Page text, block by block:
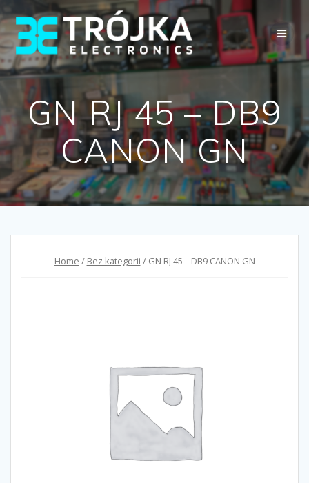
Przejdź
do
treści
GN RJ 45 – DB9
CANON GN
Home / Bez kategorii / GN RJ 45 – DB9 CANON GN